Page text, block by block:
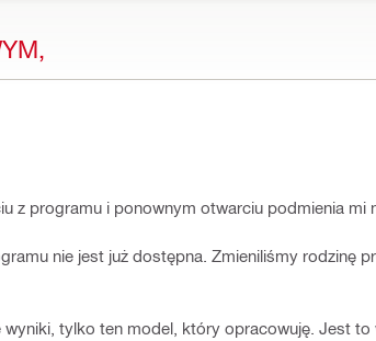
z programu i ponownym otwarciu podmienia mi
nie jest już dostępna. Zmieniliśmy rodzinę
tylko ten model, który opracowuję. Jest to